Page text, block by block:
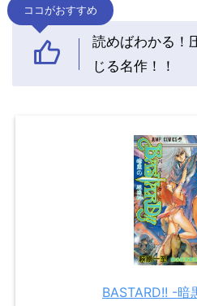
ココがおすすめ
読めばわかる！
じる名作！！
BASTARD!! -暗